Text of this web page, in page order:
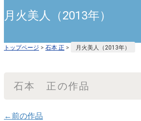
月火美人（2013年）
トップページ > 石本 正 > 月火美人（2013年）
石本 正の作品
←前の作品